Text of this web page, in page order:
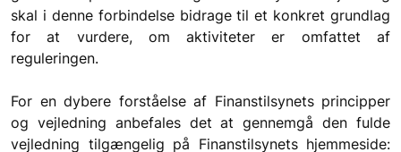
skal i denne forbindelse bidrage til et konkret grundlag
for at vurdere, om aktiviteter er omfattet af
reguleringen.
For en dybere forståelse af Finanstilsynets principper
og vejledning anbefales det at gennemgå den fulde